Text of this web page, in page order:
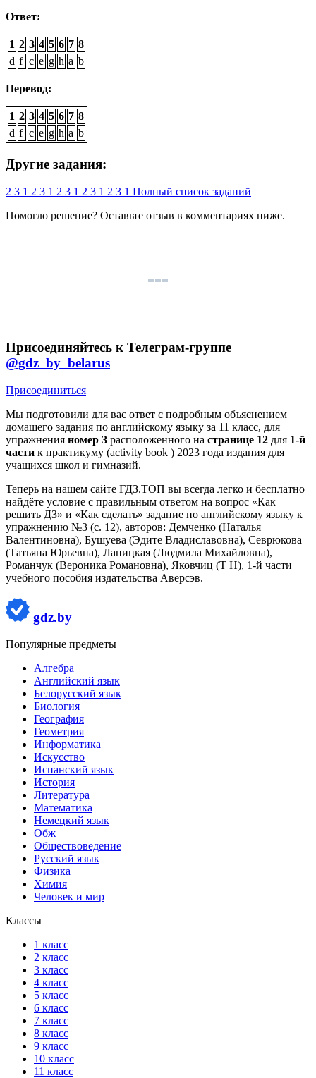
Ответ:
1 2 3 4 5 6 7 8
d f c e g h a b
Перевод:
1 2 3 4 5 6 7 8
d f c e g h a b
Другие задания:
2 3 1 2 3 1 2 3 1 2 3 1 2 3 1 Полный список заданий
Помогло решение? Оставьте отзыв в комментариях ниже.
Присоединяйтесь к Телеграм-группе
@gdz_by_belarus
Присоединиться
Мы подготовили для вас ответ c подробным объяснением
домашего задания по английскому языку за 11 класс, для
упражнения номер 3 расположенного на странице 12 для 1-й
части к практикуму (activity book ) 2023 года издания для
учащихся школ и гимназий.
Теперь на нашем сайте ГДЗ.ТОП вы всегда легко и бесплатно
найдёте условие с правильным ответом на вопрос «Как
решить ДЗ» и «Как сделать» задание по английскому языку к
упражнению №3 (с. 12), авторов: Демченко (Наталья
Валентиновна), Бушуева (Эдите Владиславовна), Севрюкова
(Татьяна Юрьевна), Лапицкая (Людмила Михайловна),
Романчук (Вероника Романовна), Яковчиц (Т Н), 1-й части
учебного пособия издательства Аверсэв.
gdz.by
Популярные предметы
Алгебра
Английский язык
Белорусский язык
Биология
География
Геометрия
Информатика
Искусство
Испанский язык
История
Литература
Математика
Немецкий язык
Обж
Обществоведение
Русский язык
Физика
Химия
Человек и мир
Классы
1 класс
2 класс
3 класс
4 класс
5 класс
6 класс
7 класс
8 класс
9 класс
10 класс
11 класс